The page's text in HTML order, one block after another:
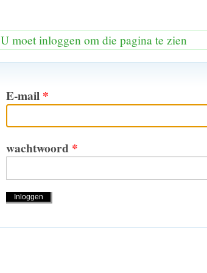
U moet inloggen om die pagina te zien
E-mail *
wachtwoord *
Handelingen